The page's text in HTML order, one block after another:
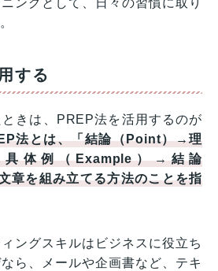
する
きは、PREP法を活用するのが
法とは、「結論（Point）→理
体例（Example）→結論
章を組み立てる方法のことを指
ングスキルはビジネスに役立ち
ら、メールや企画書など、テキ